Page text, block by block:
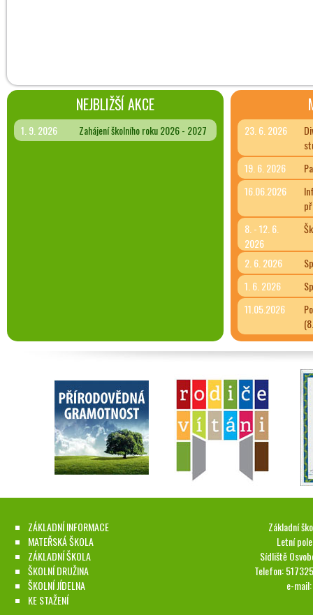
NEJBLIŽŠÍ AKCE
1. 9. 2026 Zahájení školního roku 2026 - 2027 23. 6. 2026
19. 6. 2026
16.06.2026
8. - 12. 6.
2026
2. 6. 2026
1. 6. 2026
11.05.2026
ZÁKLADNÍ INFORMACE
MATEŘSKÁ ŠKOLA
ZÁKLADNÍ ŠKOLA
ŠKOLNÍ DRUŽINA
ŠKOLNÍ JÍDELNA
KE STAŽENÍ
Základní
Letní
Sídliště
Telefon:
e-mail: